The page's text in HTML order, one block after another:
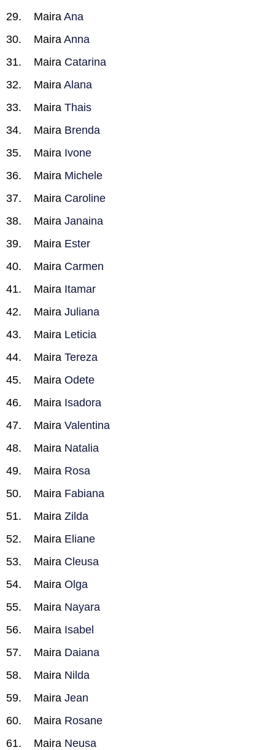
Maira Ana
Maira Anna
Maira Catarina
Maira Alana
Maira Thais
Maira Brenda
Maira Ivone
Maira Michele
Maira Caroline
Maira Janaina
Maira Ester
Maira Carmen
Maira Itamar
Maira Juliana
Maira Leticia
Maira Tereza
Maira Odete
Maira Isadora
Maira Valentina
Maira Natalia
Maira Rosa
Maira Fabiana
Maira Zilda
Maira Eliane
Maira Cleusa
Maira Olga
Maira Nayara
Maira Isabel
Maira Daiana
Maira Nilda
Maira Jean
Maira Rosane
Maira Neusa